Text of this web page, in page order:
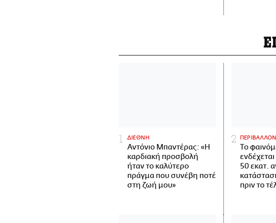
ΔΙΕΘΝΗ
Αντόνιο Μπαντέρας: «Η
καρδιακή προσβολή
ήταν το καλύτερο
πράγμα που συνέβη ποτέ
στη ζωή μου»
ΠΕΡΙΒΑΛΛΟΝ
Το
50 εκατ.
πριν το